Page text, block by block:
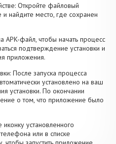
Откройте файловый
найдите место, где сохранен
APK-файл, чтобы начать процесс
подтверждение установки и
приложения.
После запуска процесса
установлено на ваш
установки. По окончании
о том, что приложение было
установленного
или в списке